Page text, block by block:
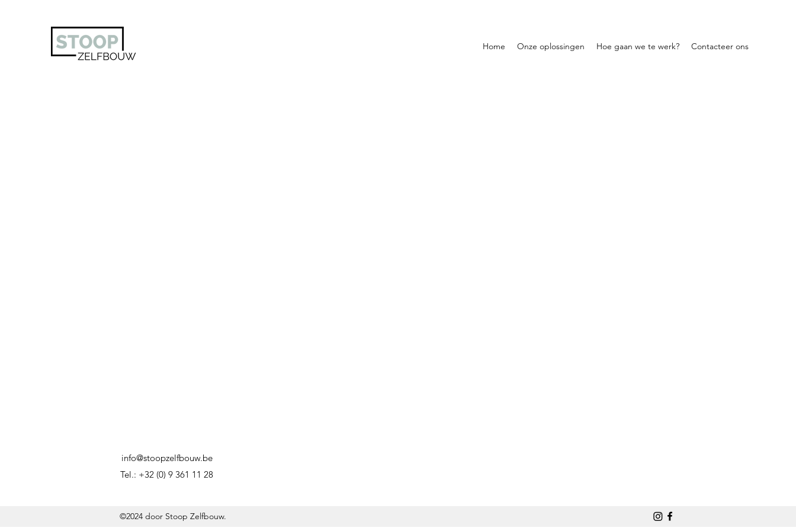
Home Onze oplossingen Hoe gaan we te werk? Contacteer ons
info@stoopzelfbouw.be
Tel.: +32 (0) 9 361 11 28
©2024 door Stoop Zelfbouw.